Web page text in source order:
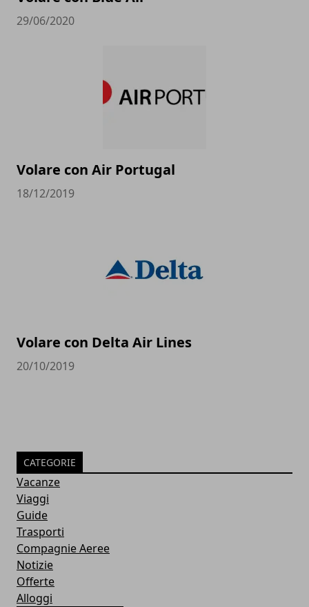
29/06/2020
Volare con Air Portugal
18/12/2019
Volare con Delta Air Lines
20/10/2019
CATEGORIE
Vacanze
Viaggi
Guide
Trasporti
Compagnie Aeree
Notizie
Offerte
Alloggi